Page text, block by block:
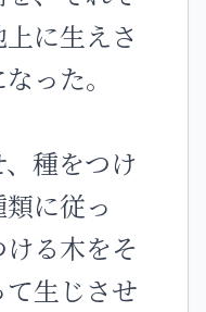
に生えさ
った。
種をつけ
に従っ
る木をそ
生じさせ